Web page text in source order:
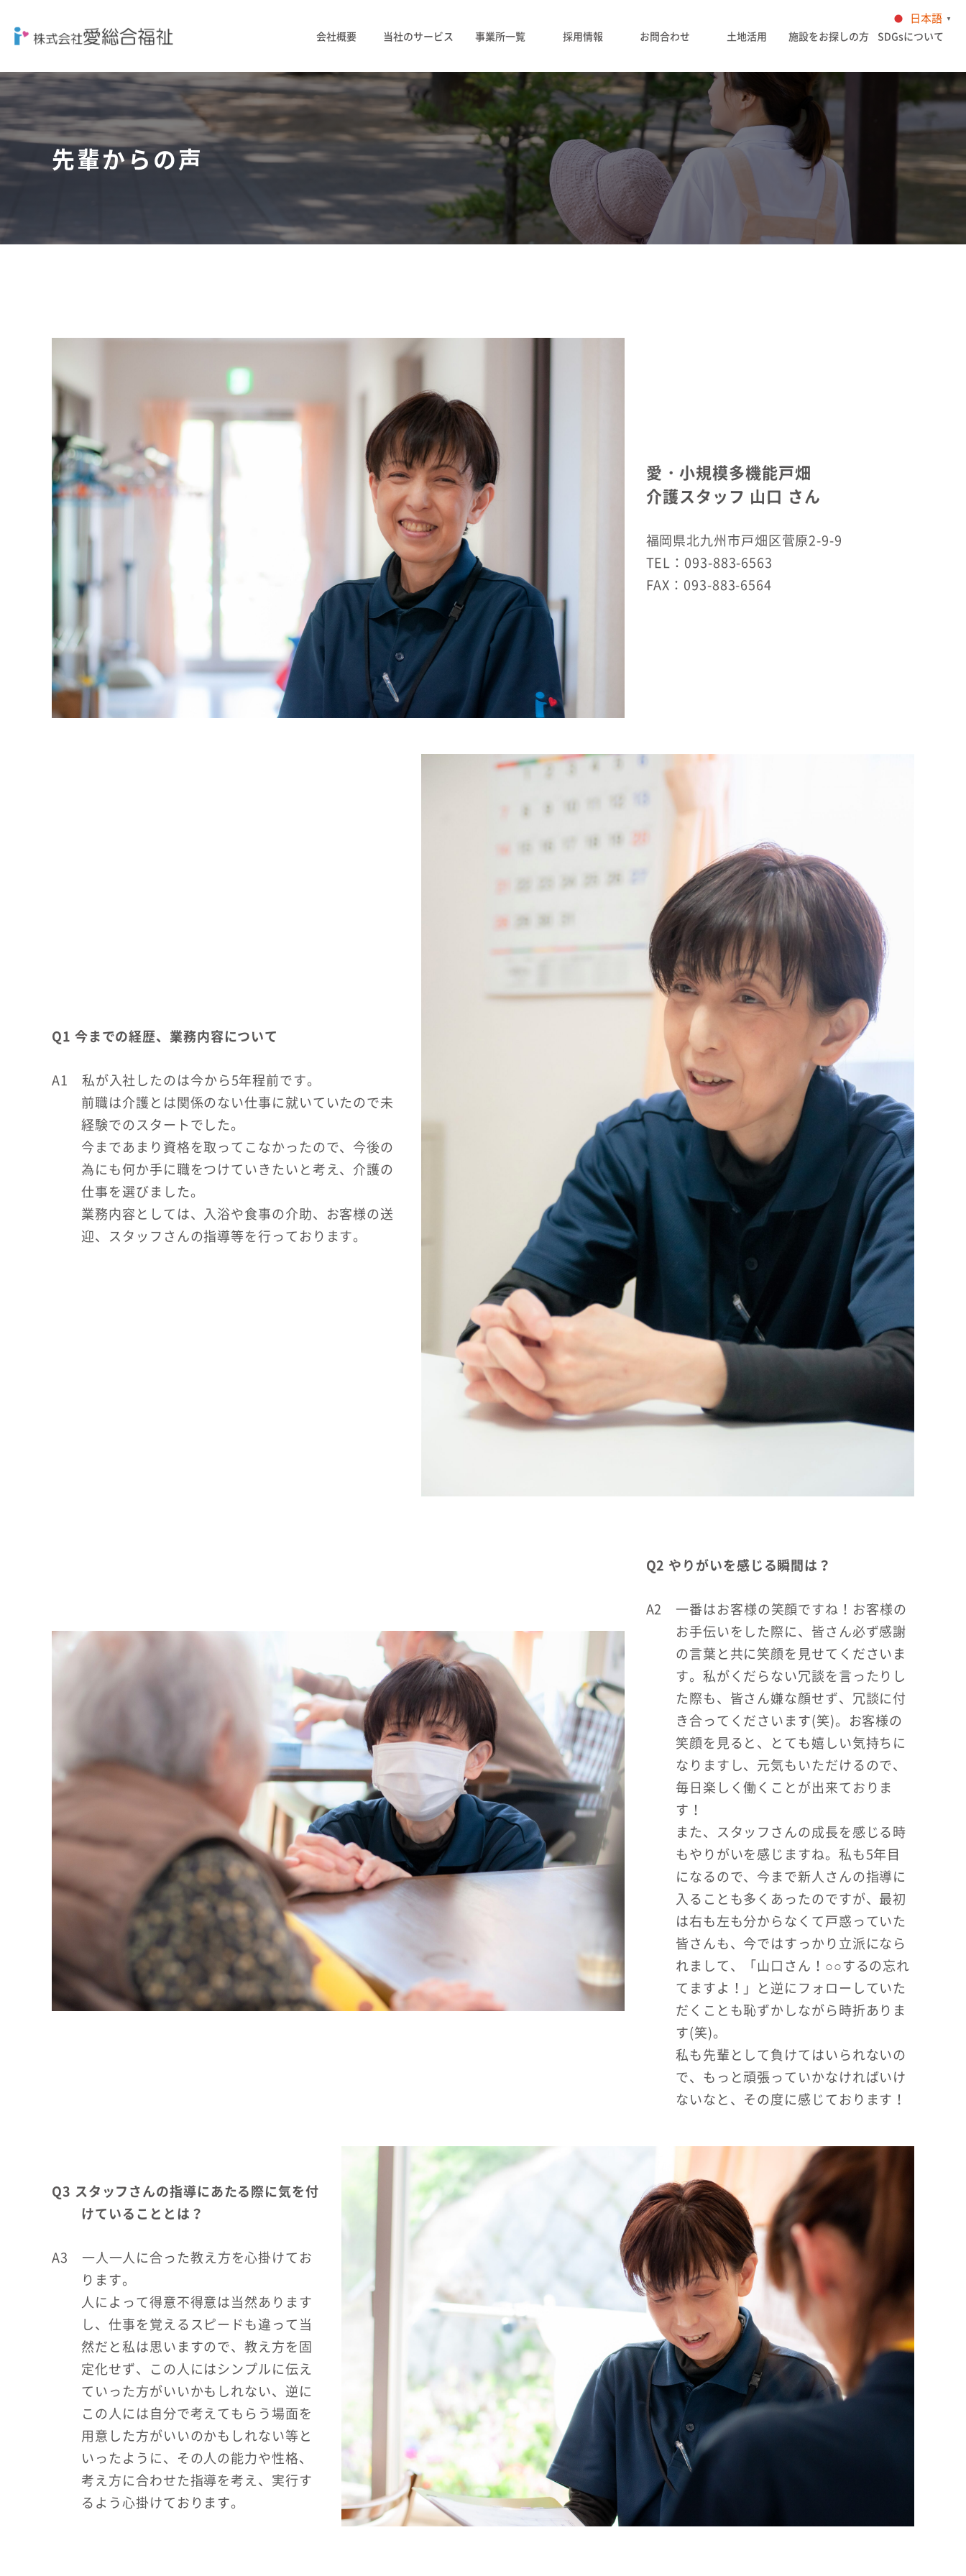
会社概要 当社のサービス 事業所一覧 採用情報 お問合わせ 土地活用 施設をお探しの方 SDGsについて
先輩からの声
愛・小規模多機能戸畑
介護スタッフ 山口 さん
福岡県北九州市戸畑区菅原2-9-9
TEL：093-883-6563
FAX：093-883-6564
Q1 今までの経歴、業務内容について
A1 私が入社したのは今から5年程前です。
前職は介護とは関係のない仕事に就いていたので未
経験でのスタートでした。
今まであまり資格を取ってこなかったので、今後の
為にも何か手に職をつけていきたいと考え、介護の
仕事を選びました。
業務内容としては、入浴や食事の介助、お客様の送
迎、スタッフさんの指導等を行っております。
Q2 やりがいを感じる瞬間は？
A2 一番はお客様の笑顔ですね！お客様の
お手伝いをした際に、皆さん必ず感謝
の言葉と共に笑顔を見せてくださいま
す。私がくだらない冗談を言ったりし
た際も、皆さん嫌な顔せず、冗談に付
き合ってくださいます(笑)。お客様の
笑顔を見ると、とても嬉しい気持ちに
なりますし、元気もいただけるので、
毎日楽しく働くことが出来ておりま
す！
また、スタッフさんの成長を感じる時
もやりがいを感じますね。私も5年目
になるので、今まで新人さんの指導に
入ることも多くあったのですが、最初
は右も左も分からなくて戸惑っていた
皆さんも、今ではすっかり立派になら
れまして、「山口さん！○○するの忘れ
てますよ！」と逆にフォローしていた
だくことも恥ずかしながら時折ありま
す(笑)。
私も先輩として負けてはいられないの
で、もっと頑張っていかなければいけ
ないなと、その度に感じております！
Q3 スタッフさんの指導にあたる際に気を付
けていることとは？
A3 一人一人に合った教え方を心掛けてお
ります。
人によって得意不得意は当然あります
し、仕事を覚えるスピードも違って当
然だと私は思いますので、教え方を固
定化せず、この人にはシンプルに伝え
ていった方がいいかもしれない、逆に
この人には自分で考えてもらう場面を
用意した方がいいのかもしれない等と
いったように、その人の能力や性格、
考え方に合わせた指導を考え、実行す
るよう心掛けております。
日本語 ▼